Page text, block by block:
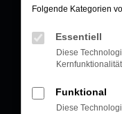
Folgende Kategorien
Essentiell
Diese
Funktional
Diese